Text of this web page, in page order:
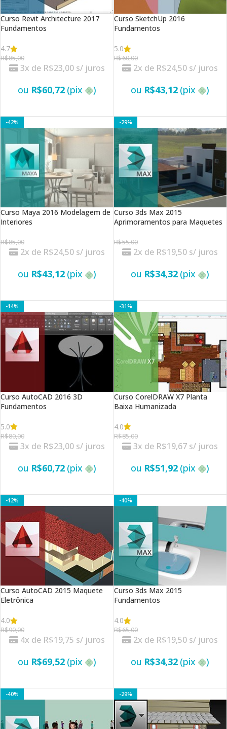
Curso Revit Architecture 2017
Fundamentos
4.7
R$85,00
3x de R$23,00 s/ juros
ou R$60,72 (pix )
Curso SketchUp 2016
Fundamentos
5.0
R$60,00
2x de R$24,50 s/ juros
ou R$43,12 (pix )
-42%
Curso Maya 2016 Modelagem de
Interiores
R$85,00
2x de R$24,50 s/ juros
ou R$43,12 (pix )
-29%
Curso 3ds Max 2015
Aprimoramentos para Maquetes
R$55,00
2x de R$19,50 s/ juros
ou R$34,32 (pix )
-14%
Curso AutoCAD 2016 3D
Fundamentos
5.0
R$80,00
3x de R$23,00 s/ juros
ou R$60,72 (pix )
-31%
Curso CorelDRAW X7 Planta
Baixa Humanizada
4.0
R$85,00
3x de R$19,67 s/ juros
ou R$51,92 (pix )
-12%
Curso AutoCAD 2015 Maquete
Eletrônica
4.0
R$90,00
4x de R$19,75 s/ juros
ou R$69,52 (pix )
-40%
Curso 3ds Max 2015
Fundamentos
4.0
R$65,00
2x de R$19,50 s/ juros
ou R$34,32 (pix )
-40% -29%